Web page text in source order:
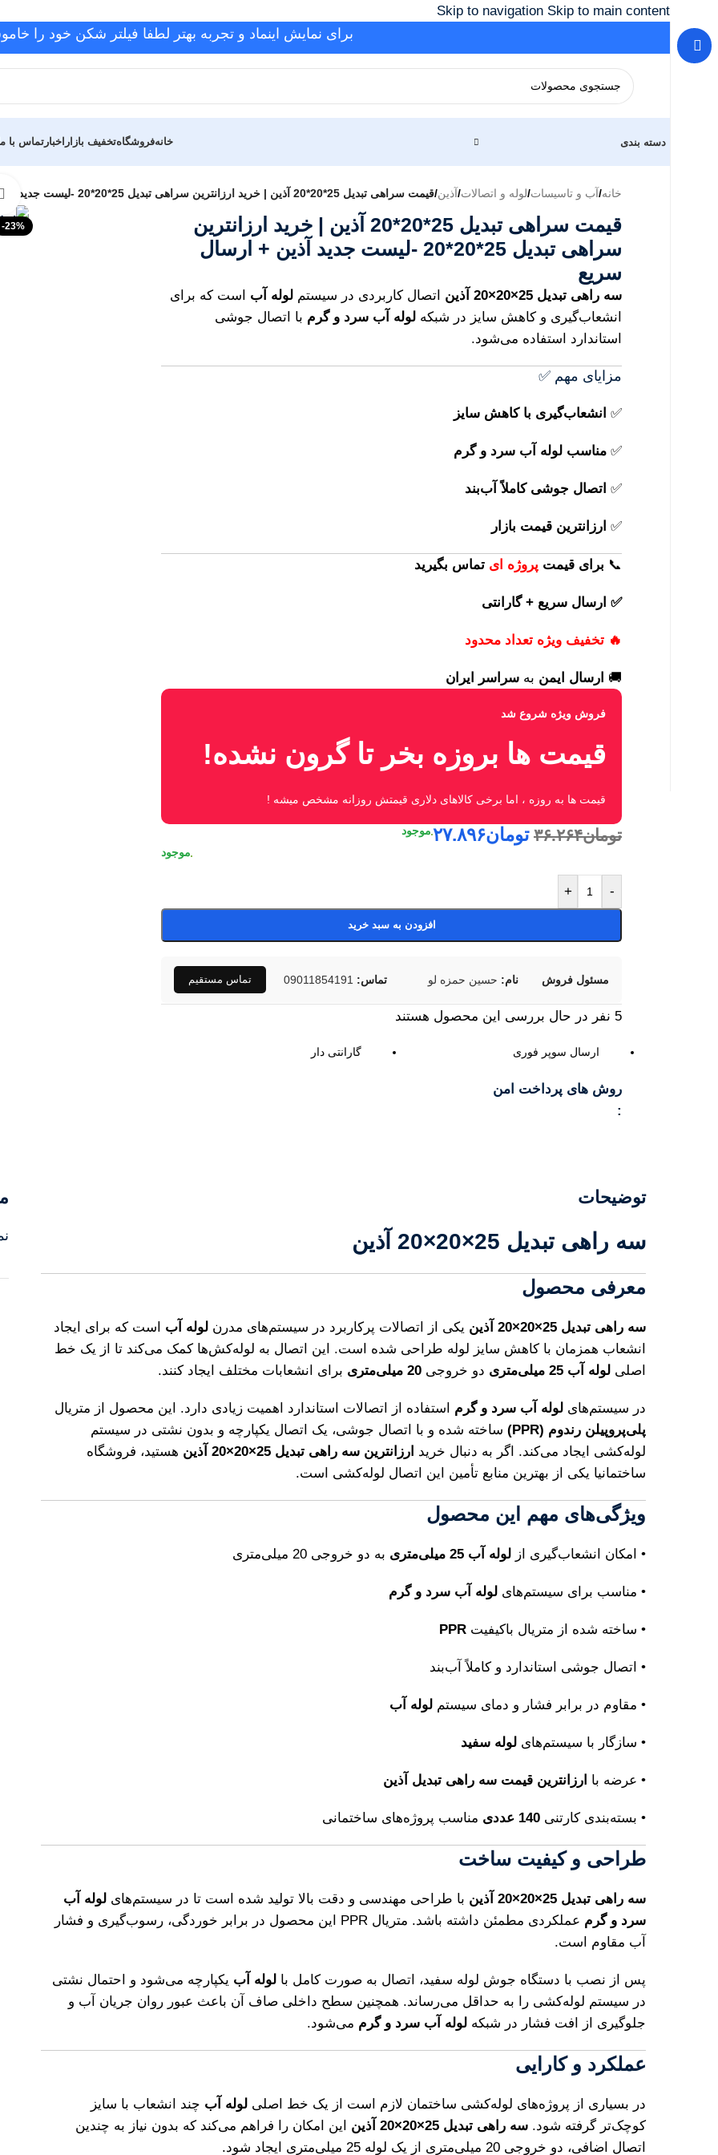
Skip to navigation Skip to main content
برای نمایش اینماد و تجربه بهتر لطفا فیلتر شکن خود را
دسته بندی خانهفروشگاهتخفیف بازار اخبارتماس با
خانه/آب و تاسیسات/لوله و اتصالات/آذین/قیمت سراهی تبدیل 25*20*20 آذین | خرید ارزانترین سراهی تبدیل 25*20*20 -لیست جدید آذین + ارسال سریع
-23%
قیمت سراهی تبدیل 25*20*20 آذین | خرید ارزانترین
سراهی تبدیل 25*20*20 -لیست جدید آذین + ارسال
سریع
سه راهی تبدیل 25×20×20 آذین اتصال کاربردی در سیستم لوله آب است که برای
انشعاب‌گیری و کاهش سایز در شبکه لوله آب سرد و گرم با اتصال جوشی
استاندارد استفاده می‌شود.
مزایای مهم ✅
✅ انشعاب‌گیری با کاهش سایز
✅ مناسب لوله آب سرد و گرم
✅ اتصال جوشی کاملاً آب‌بند
✅ ارزانترین قیمت بازار
📞 برای قیمت پروژه ای تماس بگیرید
✅ ارسال سریع + گارانتی
🔥 تخفیف ویژه تعداد محدود
🚚 ارسال ایمن به سراسر ایران
فروش ویژه شروع شد
قیمت ها بروزه بخر تا گرون نشده!
قیمت ها به روزه ، اما برخی کالاهای دلاری قیمتش روزانه مشخص میشه !
تومان۳۶.۲۶۴ تومان۲۷.۸۹۶
-
+
افزودن به سبد خرید
مسئول فروش نام: حسین حمزه لو تماس: 09011854191 تماس مستقیم
5 نفر در حال بررسی این محصول هستند
ارسال سوپر فوری گارانتی دار
روش های پرداخت امن
:
توضیحات
سه راهی تبدیل 25×20×20 آذین
معرفی محصول
سه راهی تبدیل 25×20×20 آذین یکی از اتصالات پرکاربرد در سیستم‌های مدرن لوله آب است که برای ایجاد
انشعاب همزمان با کاهش سایز لوله طراحی شده است. این اتصال به لوله‌کش‌ها کمک می‌کند تا از یک خط
اصلی لوله آب 25 میلی‌متری دو خروجی 20 میلی‌متری برای انشعابات مختلف ایجاد کنند.
در سیستم‌های لوله آب سرد و گرم استفاده از اتصالات استاندارد اهمیت زیادی دارد. این محصول از متریال
پلی‌پروپیلن رندوم (PPR)
ساخته شده و با اتصال جوشی، یک اتصال یکپارچه و بدون نشتی در سیستم
لوله‌کشی ایجاد می‌کند. اگر به دنبال خرید ارزانترین سه راهی تبدیل 25×20×20 آذین
هستید، فروشگاه
ساختمانیا یکی از بهترین منابع تأمین این اتصال لوله‌کشی است.
ویژگی‌های مهم این محصول
• امکان انشعاب‌گیری از لوله آب 25 میلی‌متری به دو خروجی 20 میلی‌متری
• مناسب برای سیستم‌های لوله آب سرد و گرم
• ساخته شده از متریال باکیفیت PPR
• اتصال جوشی استاندارد و کاملاً آب‌بند
• مقاوم در برابر فشار و دمای سیستم لوله آب
• سازگار با سیستم‌های لوله سفید
• عرضه با ارزانترین قیمت سه راهی تبدیل آذین
• بسته‌بندی کارتنی 140 عددی مناسب پروژه‌های ساختمانی
طراحی و کیفیت ساخت
سه راهی تبدیل 25×20×20 آذین با طراحی مهندسی و دقت بالا تولید شده است تا در سیستم‌های لوله آب
سرد و گرم
عملکردی مطمئن داشته باشد. متریال PPR این محصول در برابر خوردگی، رسوب‌گیری و فشار
آب مقاوم است.
پس از نصب با دستگاه جوش لوله سفید، اتصال به صورت کامل با لوله آب یکپارچه می‌شود و احتمال نشتی
در سیستم لوله‌کشی را به حداقل می‌رساند. همچنین سطح داخلی صاف آن باعث عبور روان جریان آب و
جلوگیری از افت فشار در شبکه لوله آب سرد و گرم می‌شود.
عملکرد و کارایی
در بسیاری از پروژه‌های لوله‌کشی ساختمان لازم است از یک خط اصلی لوله آب چند انشعاب با سایز
کوچک‌تر گرفته شود. سه راهی تبدیل 25×20×20 آذین
این امکان را فراهم می‌کند که بدون نیاز به چندین
اتصال اضافی، دو خروجی 20 میلی‌متری از یک لوله 25 میلی‌متری ایجاد شود.